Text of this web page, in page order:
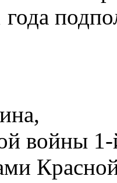
войны 1-